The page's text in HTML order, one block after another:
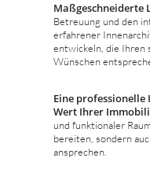
Maßgeschneiderte
Betreuung und den
erfahrener
entwickeln, die Ihren
Wünschen
Eine
Wert Ihrer
und funktionaler
bereiten, sondern
ansprechen.